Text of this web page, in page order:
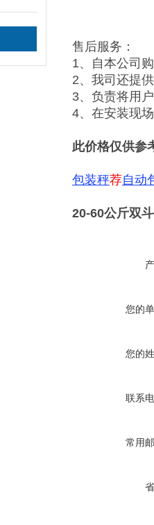
售后服务：
1、自本公司
2、我司还提
3、负责将用
4、在安装现
此价格仅供参
包装秤荐自动
20-60公斤双
您的
您的
联系
常用